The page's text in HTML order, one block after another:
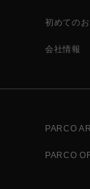
初めての
会社情報
PARCO
PARCO